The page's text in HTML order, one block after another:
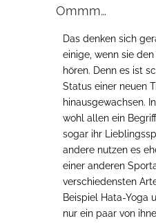
Ommm…
Das denken sich
einige, wenn sie den
hören. Denn es ist
Status einer neuen
hinausgewachsen.
wohl allen ein
sogar ihr
andere nutzen es
einer anderen
verschiedensten
Beispiel Hata-Yoga
nur ein paar von